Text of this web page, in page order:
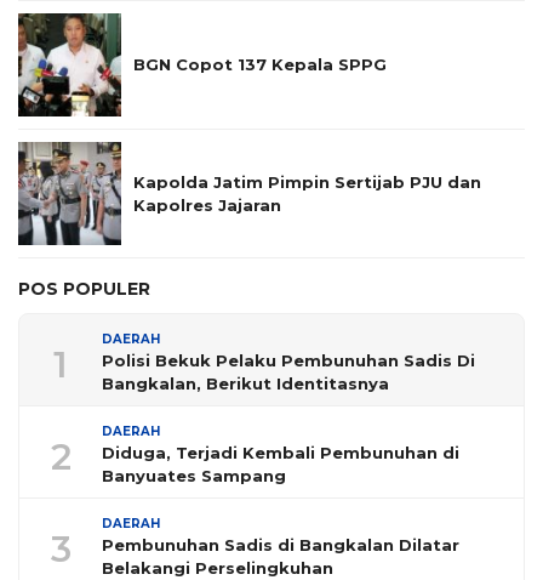
BGN Copot 137 Kepala SPPG
Kapolda Jatim Pimpin Sertijab PJU dan
Kapolres Jajaran
POS POPULER
1
DAERAH
Polisi Bekuk Pelaku Pembunuhan Sadis Di
Bangkalan, Berikut Identitasnya
2
DAERAH
Diduga, Terjadi Kembali Pembunuhan di
Banyuates Sampang
3
DAERAH
Pembunuhan Sadis di Bangkalan Dilatar
Belakangi Perselingkuhan